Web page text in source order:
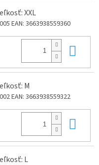
XXL
EAN: 3663938559360
M
EAN: 3663938559322
L